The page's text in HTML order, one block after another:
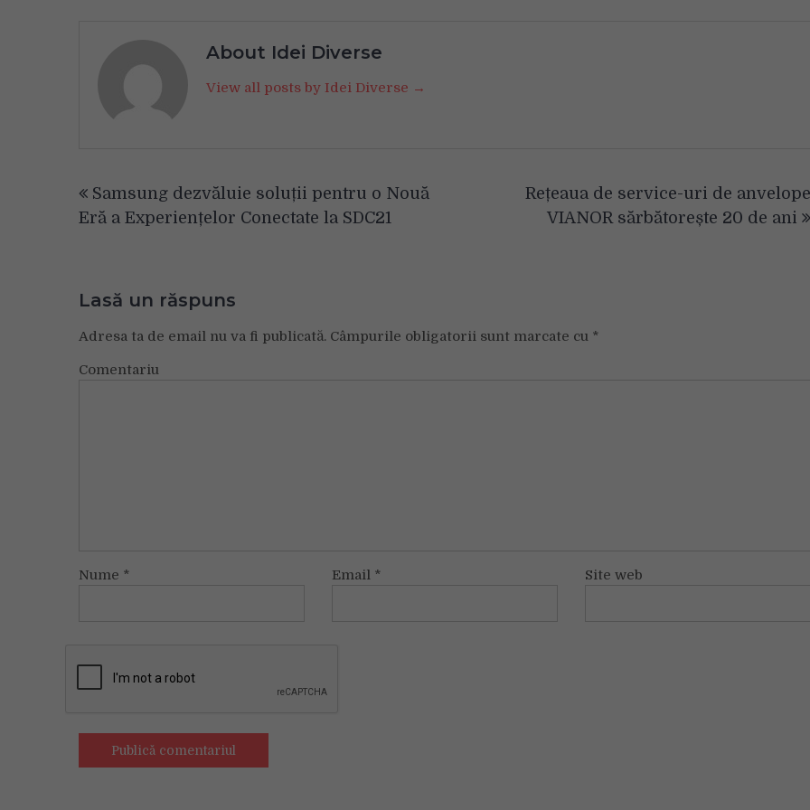
About Idei Diverse
View all posts by Idei Diverse →
în
Samsung dezvăluie soluții pentru o Nouă
Eră a Experiențelor Conectate la SDC21
Rețeaua de service-uri de anvelope
VIANOR sărbătorește 20 de ani
Lasă un răspuns
Adresa ta de email nu va fi publicată. Câmpurile obligatorii sunt marcate cu *
Comentariu
Nume * Email * Site web